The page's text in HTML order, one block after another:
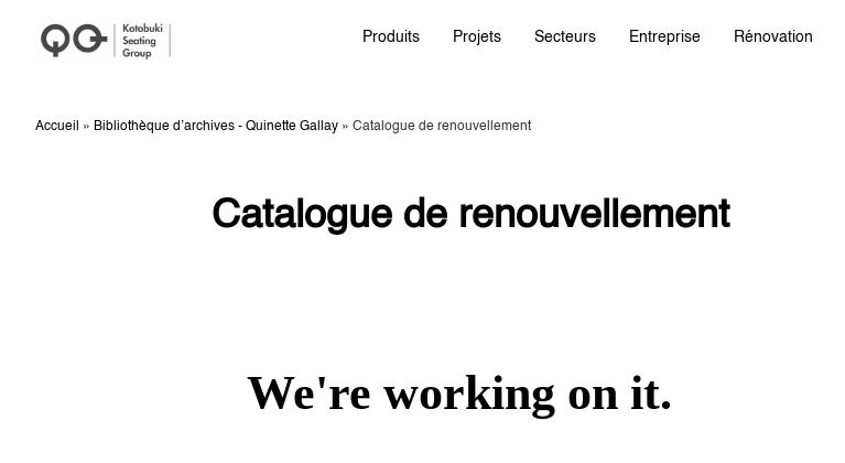
Produits Projets Secteurs Entreprise Rénovation
Accueil » Bibliothèque d’archives - Quinette Gallay » Catalogue de renouvellement
Catalogue de renouvellement